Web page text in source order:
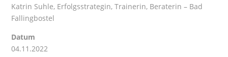
Katrin Suhle, Erfolgsstrategin, Trainerin, Beraterin – Bad
Fallingbostel
Datum
04.11.2022